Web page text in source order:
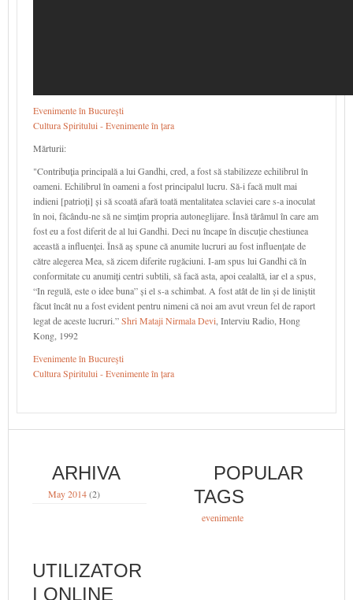
Evenimente în Bucureşti
Cultura Spiritului - Evenimente în țara
Mărturii:
"Contribuția principală a lui Gandhi, cred, a fost să stabilizeze echilibrul în
oameni. Echilibrul în oameni a fost principalul lucru. Să-i facă mult mai
indieni [patrioți] și să scoată afară toată mentalitatea sclaviei care s-a inoculat
în noi, făcându-ne să ne simțim propria autoneglijare. Însă tărâmul în care am
fost eu a fost diferit de al lui Gandhi. Deci nu încape în discuție chestiunea
această a influenței. Însă aș spune că anumite lucruri au fost influențate de
către alegerea Mea, să zicem diferite rugăciuni. I-am spus lui Gandhi că în
conformitate cu anumiți centri subtili, să facă asta, apoi cealaltă, iar el a spus,
“In regulă, este o idee buna” și el s-a schimbat. A fost atât de lin și de liniștit
făcut încât nu a fost evident pentru nimeni că noi am avut vreun fel de raport
legat de aceste lucruri.”Shri Mataji Nirmala Devi , Interviu Radio, Hong
Kong, 1992
Evenimente în Bucureşti
Cultura Spiritului - Evenimente în țara
ARHIVA
May 2014(2)
POPULAR
TAGS
evenimente
UTILIZATOR
I ONLINE